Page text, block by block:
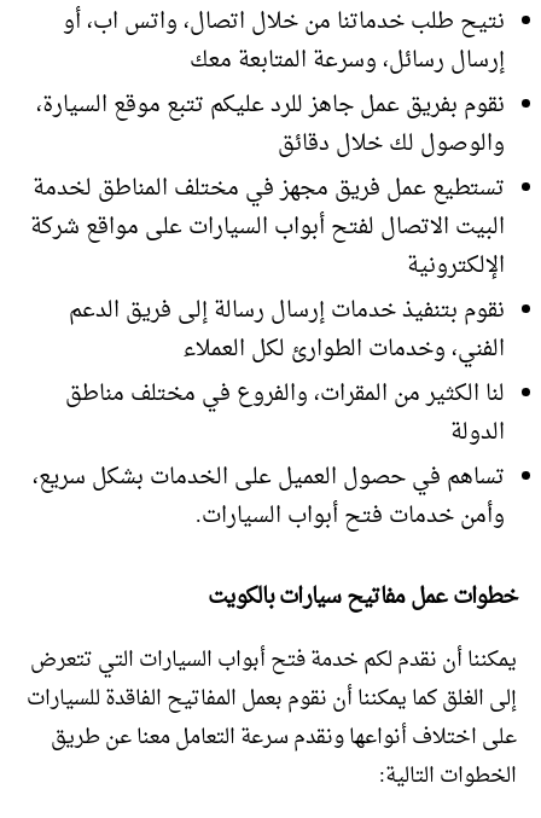
نتيح طلب خدماتنا من خلال اتصال، واتس اب، أو
إرسال رسائل، وسرعة المتابعة معك
نقوم بفريق عمل جاهز للرد عليكم تتبع موقع السيارة،
والوصول لك خلال دقائق
تستطيع عمل فريق مجهز في مختلف المناطق لخدمة
البيت الاتصال لفتح أبواب السيارات على مواقع شركة
الإلكترونية
نقوم بتنفيذ خدمات إرسال رسالة إلى فريق الدعم
الفني، وخدمات الطوارئ لكل العملاء
لنا الكثير من المقرات، والفروع في مختلف مناطق
الدولة
تساهم في حصول العميل على الخدمات بشكل سريع،
وأمن خدمات فتح أبواب السيارات.
خطوات عمل مفاتيح سيارات بالكويت
يمكننا أن نقدم لكم خدمة فتح أبواب السيارات التي تتعرض
إلى الغلق كما يمكننا أن نقوم بعمل المفاتيح الفاقدة للسيارات
على اختلاف أنواعها ونقدم سرعة التعامل معنا عن طريق
الخطوات التالية: